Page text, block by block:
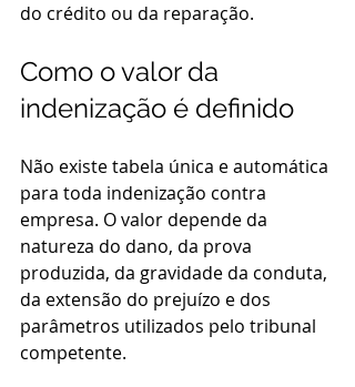
do crédito ou da reparação.
Como o valor da
indenização é definido
Não existe tabela única e automática
para toda indenização contra
empresa. O valor depende da
natureza do dano, da prova
produzida, da gravidade da conduta,
da extensão do prejuízo e dos
parâmetros utilizados pelo tribunal
competente.